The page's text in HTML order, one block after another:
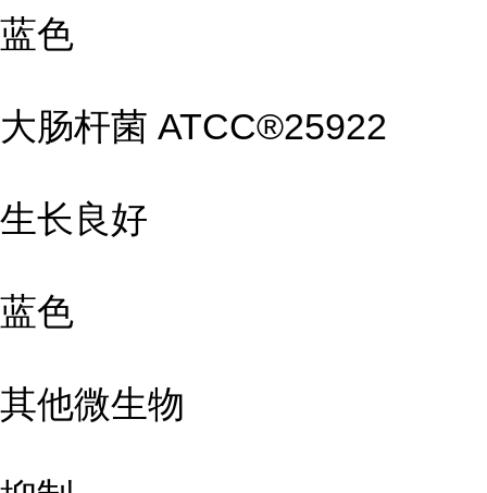
蓝色
大肠杆菌 ATCC®25922
生长良好
蓝色
其他微生物